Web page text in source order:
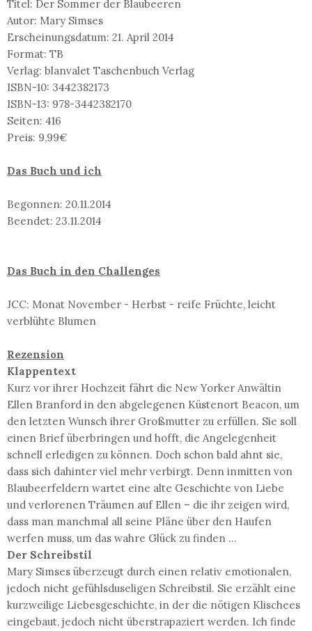
Titel: Der Sommer der Blaubeeren
Autor: Mary Simses
Erscheinungsdatum: 21. April 2014
Format: TB
Verlag: blanvalet Taschenbuch Verlag
ISBN-10: 3442382173
ISBN-13: 978-3442382170
Seiten: 416
Preis: 9,99€
Das Buch und ich
Begonnen: 20.11.2014
Beendet: 23.11.2014
Das Buch in den Challenges
JCC: Monat November - Herbst - reife Früchte, leicht
verblühte Blumen
Rezension
Klappentext
Kurz vor ihrer Hochzeit fährt die New Yorker Anwältin
Ellen Branford in den abgelegenen Küstenort Beacon, um
den letzten Wunsch ihrer Großmutter zu erfüllen. Sie soll
einen Brief überbringen und hofft, die Angelegenheit
schnell erledigen zu können. Doch schon bald ahnt sie,
dass sich dahinter viel mehr verbirgt. Denn inmitten von
Blaubeerfeldern wartet eine alte Geschichte von Liebe
und verlorenen Träumen auf Ellen – die ihr zeigen wird,
dass man manchmal all seine Pläne über den Haufen
werfen muss, um das wahre Glück zu finden …
Der Schreibstil
Mary Simses überzeugt durch einen relativ emotionalen,
jedoch nicht gefühlsduseligen Schreibstil. Sie erzählt eine
kurzweilige Liebesgeschichte, in der die nötigen Klischees
eingebaut, jedoch nicht überstrapaziert werden. Ich finde